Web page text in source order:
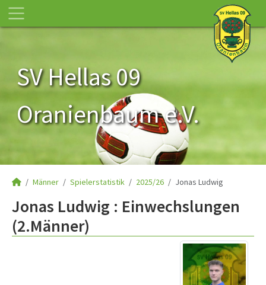
SV Hellas 09
Oranienbaum e.V.
Männer Spielerstatistik 2025/26 Jonas Ludwig
Jonas Ludwig : Einwechslungen
(2.Männer)